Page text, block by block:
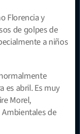
Florencia y
de golpes de
a niños
es abril. Es muy
Morel,
de